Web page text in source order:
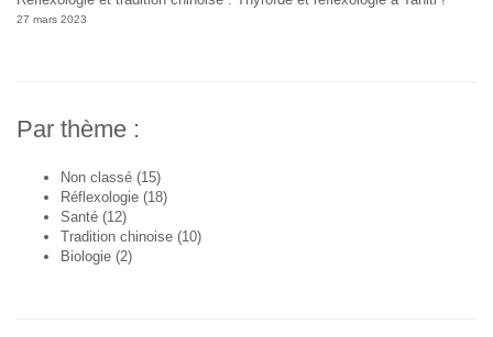
27 mars 2023
Par thème :
Non classé (15)
Réflexologie (18)
Santé (12)
Tradition chinoise (10)
Biologie (2)